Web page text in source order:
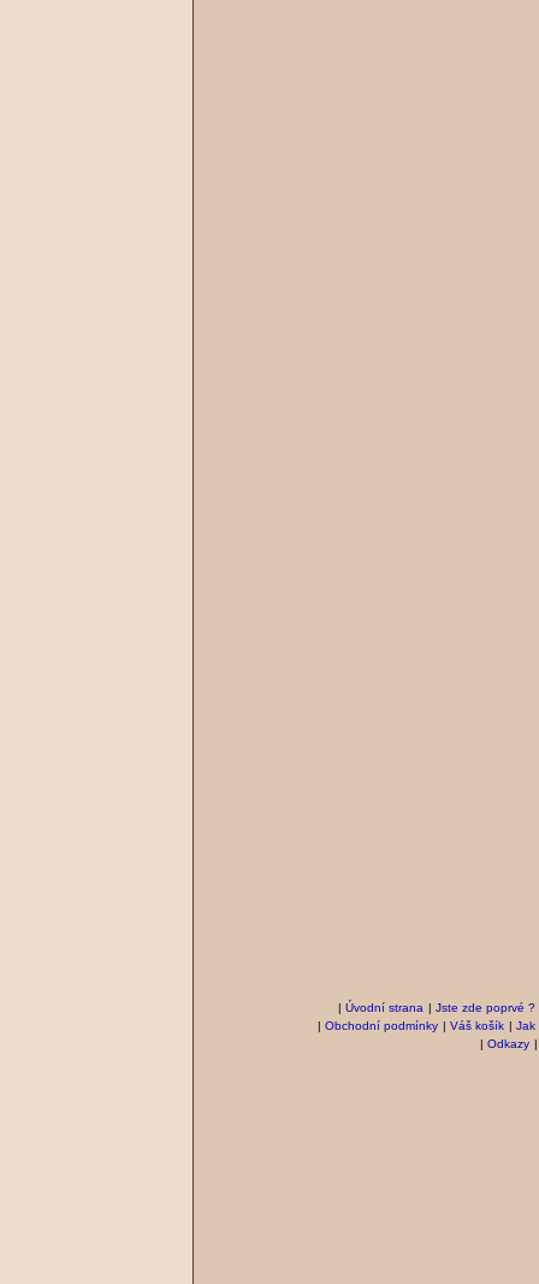
| Úvodní strana | Jste zde poprvé ?
| Obchodní podmínky | Váš košík | Jak
| Odkazy